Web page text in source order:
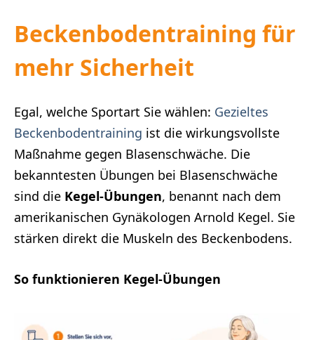
Beckenbodentraining für
mehr Sicherheit
Egal, welche Sportart Sie wählen: Gezieltes
Beckenbodentraining ist die wirkungsvollste
Maßnahme gegen Blasenschwäche. Die
bekanntesten Übungen bei Blasenschwäche
sind die Kegel-Übungen, benannt nach dem
amerikanischen Gynäkologen Arnold Kegel. Sie
stärken direkt die Muskeln des Beckenbodens.
So funktionieren Kegel-Übungen